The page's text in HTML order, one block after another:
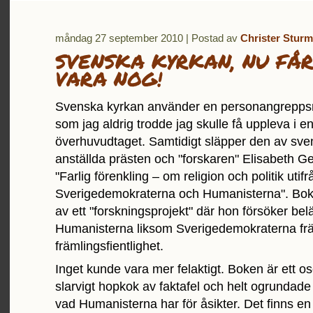
måndag 27 september 2010 | Postad av Christer
SVENSKA KYRKAN, NU
VARA NOG!
Svenska kyrkan använder en
som jag aldrig trodde jag skulle få uppleva i
överhuvudtaget. Samtidigt släpper den av
anställda prästen och "forskaren" Elisabeth
"Farlig förenkling – om religion och politik
Sverigedemokraterna och Humanisterna".
av ett "forskningsprojekt" där hon försöker
Humanisterna liksom Sverigedemokraterna
främlingsfientlighet.
Inget kunde vara mer felaktigt. Boken är ett
slarvigt hopkok av faktafel och helt
vad Humanisterna har för åsikter. Det finns